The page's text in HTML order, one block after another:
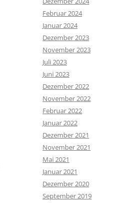
Februar 2024
Januar 2024
Dezember 2023
November 2023
Juli 2023
Juni 2023
Dezember 2022
November 2022
Februar 2022
Januar 2022
Dezember 2021
November 2021
Mai 2021
Januar 2021
Dezember 2020
September 2019